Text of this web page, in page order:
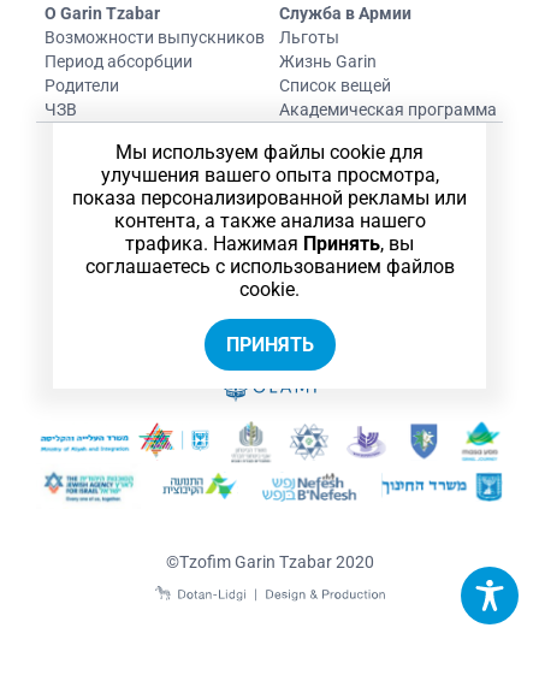
О Garin Tzabar
Возможности выпускников
Период абсорбции
Родители
ЧЗВ
Служба в Армии
Льготы
Жизнь Garin
Список вещей
Академическая программа
Главный офис
49 Lochami Galipoli Street, Tel-Aviv
garintzabar@israelscouts.org
+972 54 244 1192
©Tzofim Garin Tzabar 2020
Мы используем файлы cookie для
улучшения вашего опыта просмотра,
показа персонализированной рекламы или
контента, а также анализа нашего
трафика. Нажимая Принять, вы
соглашаетесь с использованием файлов
cookie.
ПРИНЯТЬ